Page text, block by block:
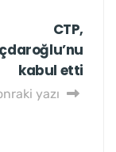
CTP,
kabul etti
yazı